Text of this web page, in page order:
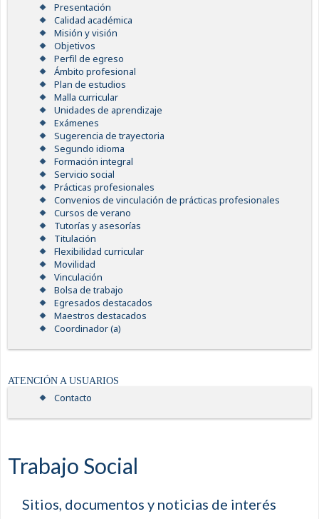
Presentación
Calidad académica
Misión y visión
Objetivos
Perfil de egreso
Ámbito profesional
Plan de estudios
Malla curricular
Unidades de aprendizaje
Exámenes
Sugerencia de trayectoria
Segundo idioma
Formación integral
Servicio social
Prácticas profesionales
Convenios de vinculación de prácticas profesionales
Cursos de verano
Tutorías y asesorías
Titulación
Flexibilidad curricular
Movilidad
Vinculación
Bolsa de trabajo
Egresados destacados
Maestros destacados
Coordinador (a)
ATENCIÓN A USUARIOS
Contacto
Trabajo Social
Sitios, documentos y noticias de interés